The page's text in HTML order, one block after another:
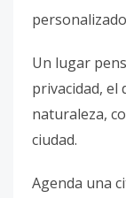
personalizado
Un lugar
privacidad, el
naturaleza,
ciudad.
Agenda una